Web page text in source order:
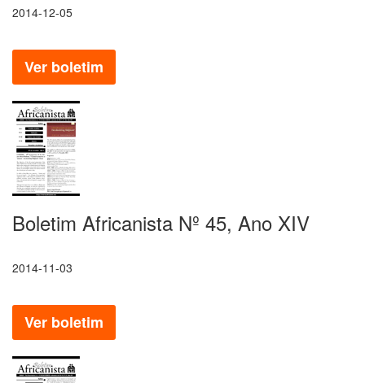
2014-12-05
Ver boletim
Boletim Africanista Nº 45, Ano XIV
2014-11-03
Ver boletim